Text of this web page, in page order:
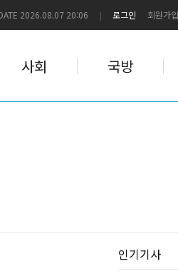
2026.08.07 20:06 로그인 회원가입
사회 국방
인기기사